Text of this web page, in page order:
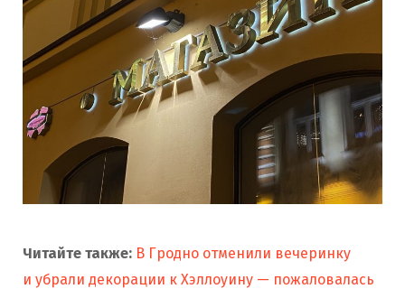
Читайте также: В Гродно отменили вечеринку
и убрали декорации к Хэллоуину — пожаловалась